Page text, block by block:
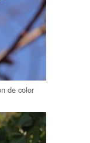
de color